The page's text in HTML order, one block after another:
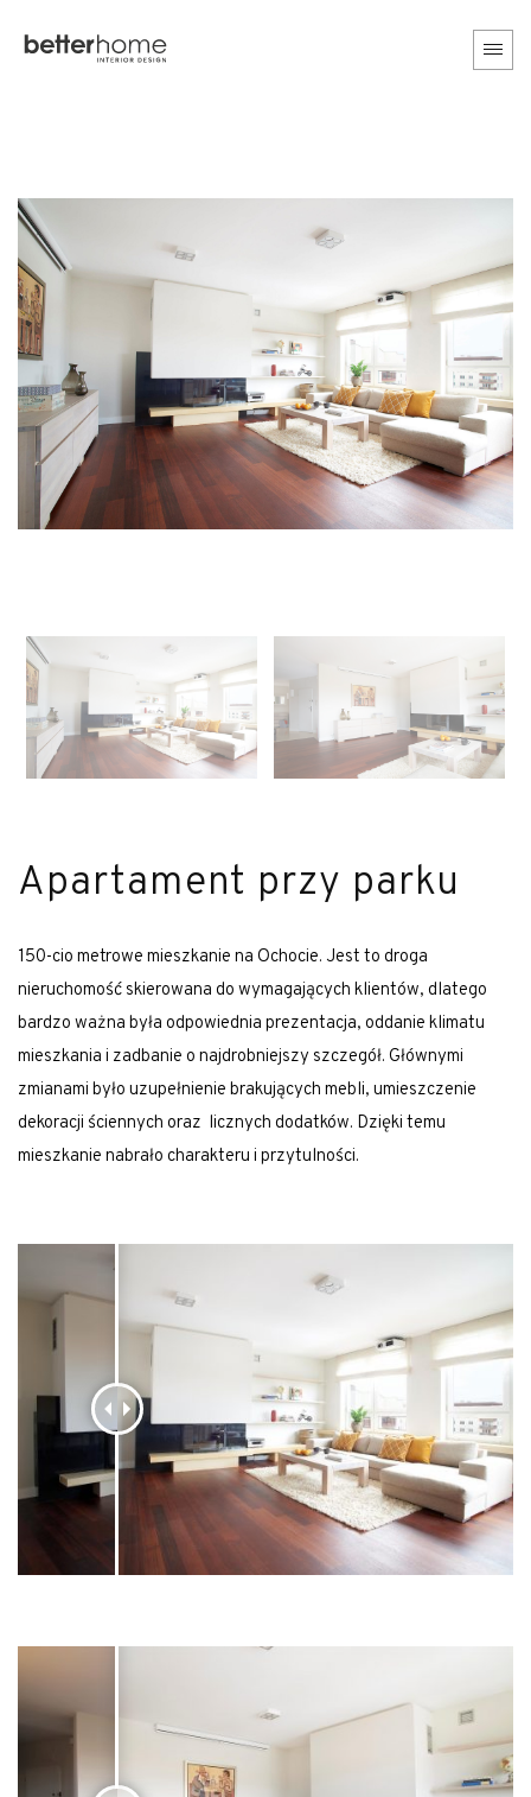
Apartament przy parku
150-cio metrowe mieszkanie na Ochocie. Jest to droga
nieruchomość skierowana do wymagających klientów, dlatego
bardzo ważna była odpowiednia prezentacja, oddanie klimatu
mieszkania i zadbanie o najdrobniejszy szczegół. Głównymi
zmianami było uzupełnienie brakujących mebli, umieszczenie
dekoracji ściennych oraz licznych dodatków. Dzięki temu
mieszkanie nabrało charakteru i przytulności.